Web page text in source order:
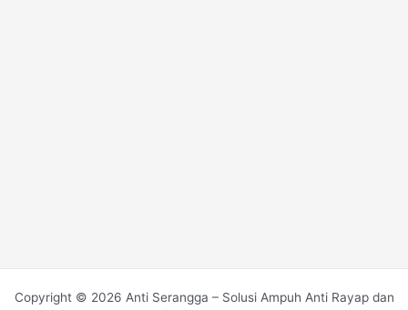
Copyright © 2026 Anti Serangga – Solusi Ampuh Anti Rayap dan